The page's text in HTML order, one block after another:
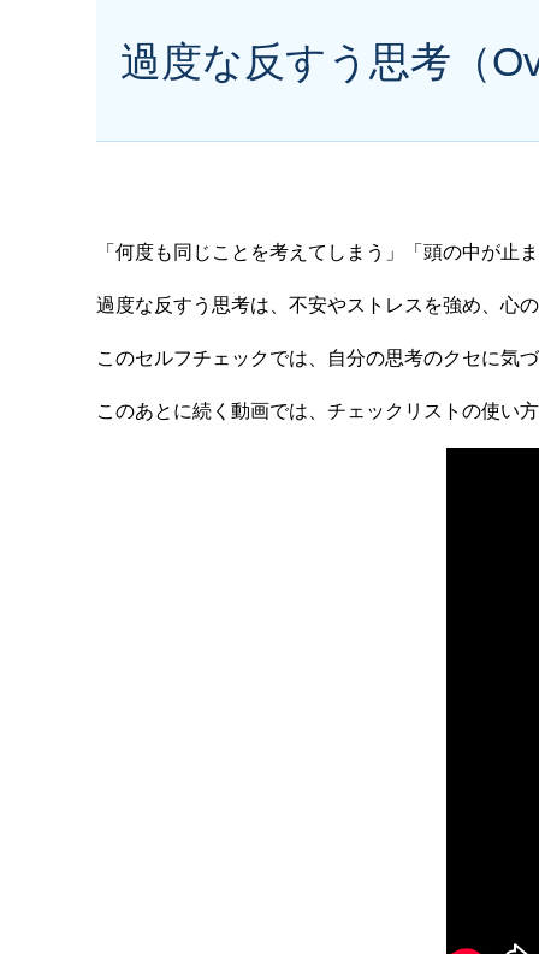
過度な反すう思考（
「何度も同じことを考えてしまう」「頭の中が
過度な反すう思考は、不安やストレスを強め、心
このセルフチェックでは、自分の思考のクセに気
このあとに続く動画では、チェックリストの使い